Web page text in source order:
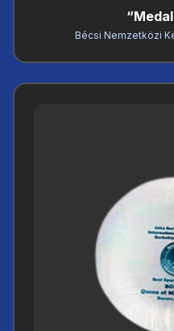
Bécsi Nemzetközi